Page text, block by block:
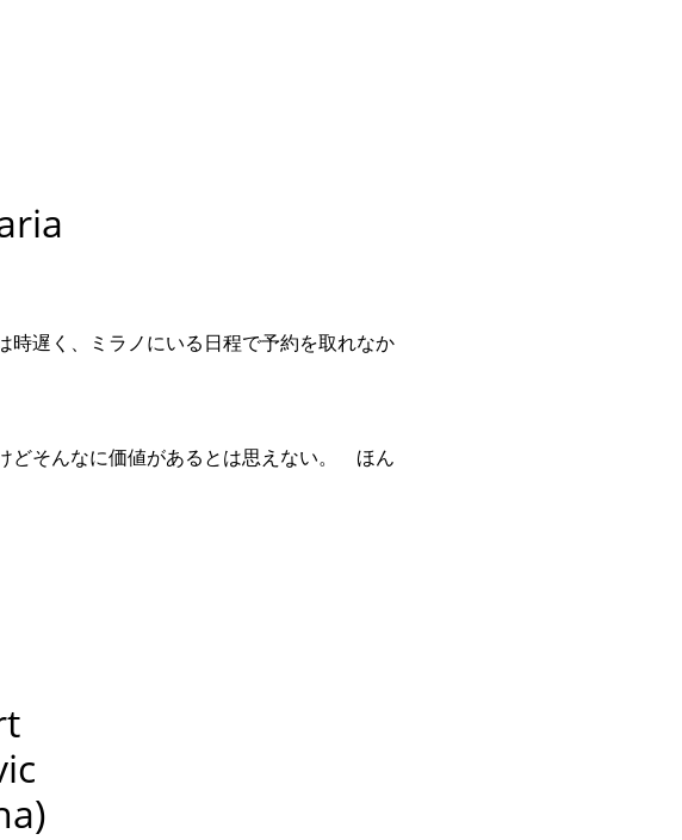
遅く、ミラノにいる日程で予約を取れなか
どそんなに価値があるとは思えない。 ほん